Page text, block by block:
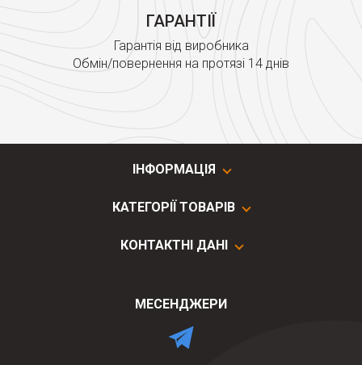
ГАРАНТІЇ
Гарантія від виробника
Обмін/повернення на протязі 14 днів
ІНФОРМАЦІЯ
КАТЕГОРІЇ ТОВАРІВ
КОНТАКТНІ ДАНІ
МЕСЕНДЖЕРИ